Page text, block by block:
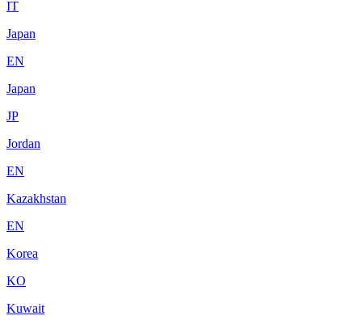
IT
Japan
EN
Japan
JP
Jordan
EN
Kazakhstan
EN
Korea
KO
Kuwait